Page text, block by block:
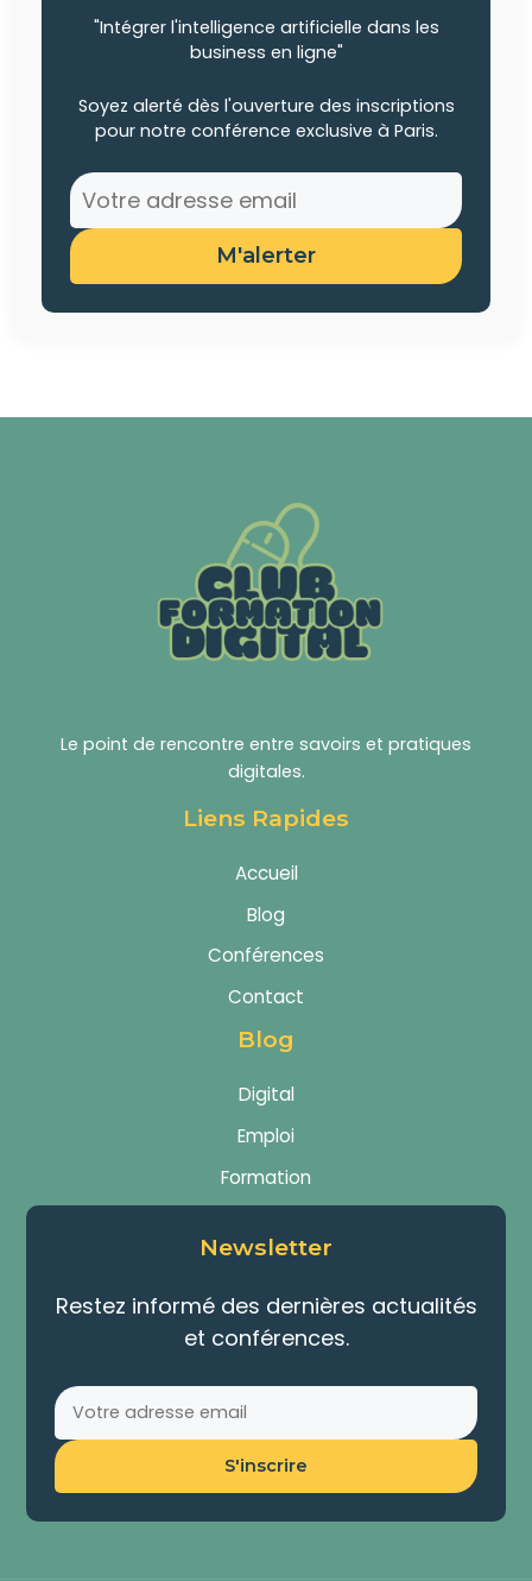
"Intégrer l'intelligence artificielle dans les
business en ligne"
Soyez alerté dès l'ouverture des inscriptions
pour notre conférence exclusive à Paris.
M'alerter
Le point de rencontre entre savoirs et pratiques
digitales.
Liens Rapides
Accueil
Blog
Conférences
Contact
Blog
Digital
Emploi
Formation
Newsletter
Restez informé des dernières actualités
et conférences.
S'inscrire